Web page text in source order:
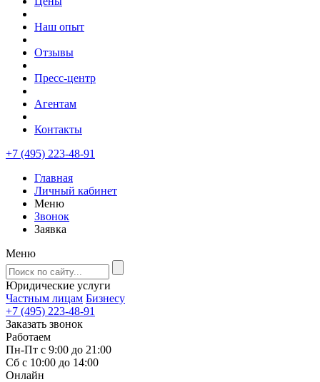
Наш опыт
Отзывы
Пресс-центр
Агентам
Контакты
+7 (495) 223-48-91
Главная
Личный кабинет
Меню
Звонок
Заявка
Меню
Юридические услуги
Частным лицам Бизнесу
+7 (495) 223-48-91
Заказать звонок
Работаем
Пн-Пт с 9:00 до 21:00
Сб с 10:00 до 14:00
Онлайн